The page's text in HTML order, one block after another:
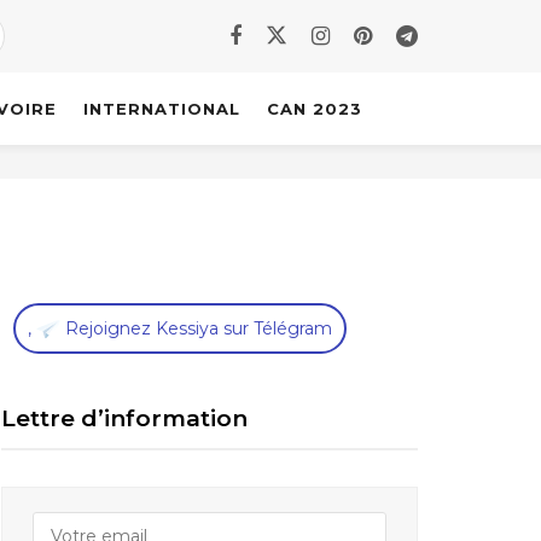
INTERNATIONAL CAN 2023
, Rejoignez Kessiya sur Télégram
Lettre d’information